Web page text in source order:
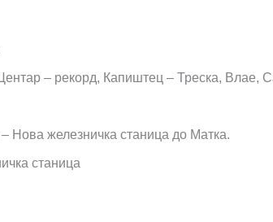
– рекорд, Капиштец – Треска, Влае,
Нова железничка станица до Матка.
станица